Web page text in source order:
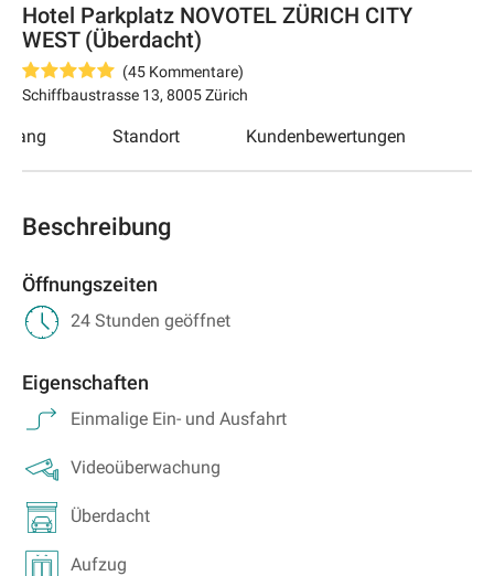
Hotel Parkplatz NOVOTEL ZÜRICH CITY
WEST (Überdacht)
(45 Kommentare)
Schiffbaustrasse 13, 8005Zürich
Standort Kundenbewertungen
Beschreibung
Öffnungszeiten
24 Stunden geöffnet
Eigenschaften
Einmalige Ein- und Ausfahrt
Videoüberwachung
Überdacht
Aufzug